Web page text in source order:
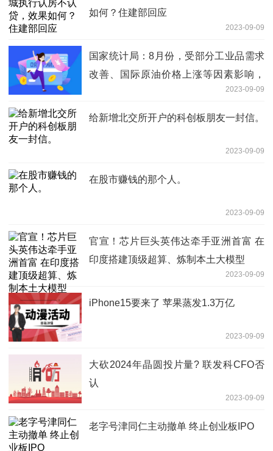
如何？住建部回应
2023-09-09
国家统计局：8月份，受部分工业品需求
改善、国际原油价格上涨等因素影响，
PPI环比由降转涨，同比降幅收窄2023-09-09
给新增北交所开户的科创板朋友一封信。
2023-09-09
在股市赚钱的那个人。
2023-09-09
官宣！芯片巨头英伟达牵手亚洲首富 在
印度搭建顶级超算、炼制本土大模型
2023-09-09
iPhone15要来了 苹果蒸发1.3万亿
2023-09-09
大砍2024年晶圆投片量? 联发科CFO否
认
2023-09-09
老字号津同仁主动撤单 终止创业板IPO